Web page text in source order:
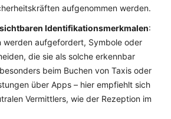
aufgenommen werden.
Identifikationsmerkmalen:
werden aufgefordert, Symbole oder
die sie als solche erkennbar
beim Buchen von Taxis oder
über Apps – hier empfiehlt sich
Vermittlers, wie der Rezeption im